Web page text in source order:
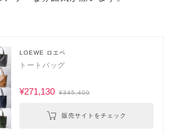
LOEWE ロエベ
トートバッグ
¥271,130 ¥345,400
販売サイトをチェック